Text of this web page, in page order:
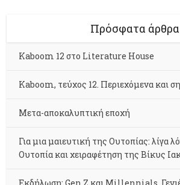
Πρόσφατα άρθρα
Kaboom 12 στο Literature House
Kaboom, τεύχος 12. Περιεχόμενα και
Μετα-αποκαλυπτική εποχή
Για μια μαιευτική της Ουτοπίας: λίγα
Ουτοπία και χειραφέτηση της Βίκυς
Εκδήλωση: Gen Z και Millennials.